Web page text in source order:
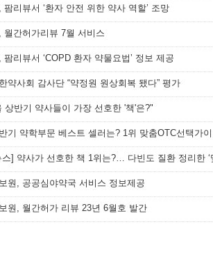
팜리뷰서 ‘환자 안전 위한 약사 역할’ 조망
월간허가리뷰 7월 서비스
팜리뷰서 ‘COPD 환자 약물요법’ 정보 제공
약사회 감사단 “약정원 원상회복 됐다” 평가
상반기 약사들이 가장 선호한 '책'은?"
기 약학부문 베스트 셀러는? 1위 맞춤OTC선택가
원, 공공심야약국 서비스 정보제공
원, 월간허가 리뷰 23년 6월호 발간